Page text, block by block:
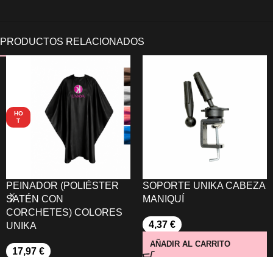
HO
T
PEINADOR (POLIÉSTER
SATÉN CON
CORCHETES) COLORES
UNIKA
17,97 €
SOPORTE UNIKA CABEZA
MANIQUÍ
4,37 €
AÑADIR AL CARRITO